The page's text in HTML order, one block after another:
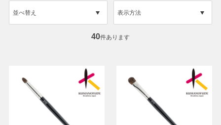
表示方法
並べ替え
40件あります